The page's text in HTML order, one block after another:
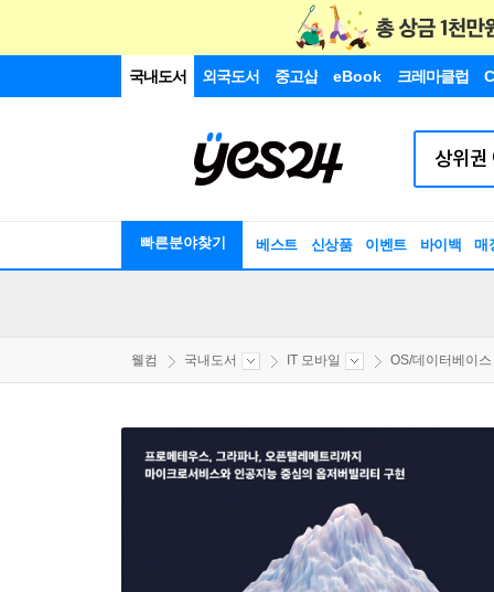
국내도서 외국도서 중고샵 eBook 크레마클럽
빠른분야찾기 베스트 신상품 이벤트 바이백 매
웰컴 국내도서 IT 모바일 OS/데이터베이스